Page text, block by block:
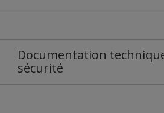
Documentation
sécurité